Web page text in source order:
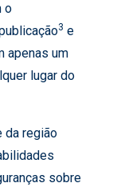
o
3 e
apenas um
lugar do
da região
sobre